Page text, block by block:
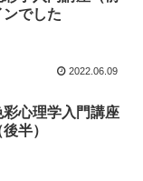
でした
2022.06.09
心理学入門講座
半）